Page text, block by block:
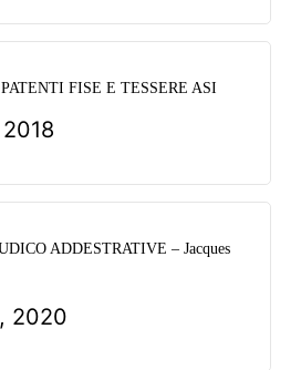
FISE E TESSERE ASI
ADDESTRATIVE – Jacques
2020